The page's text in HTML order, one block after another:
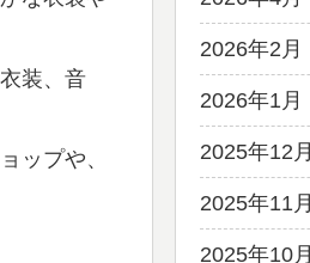
装、音
ップや、
2026年2月
2026年1月
2025年12月
2025年11月
2025年10月